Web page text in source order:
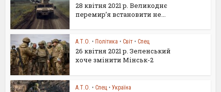
28 квітня 2021 р. Великоднє
перемир’я встановити не...
А.Т.О. • Політика • Світ • Спец
26 квітня 2021 р. Зеленський
хоче змінити Мінськ-2
А.Т.О. • Спец • Україна